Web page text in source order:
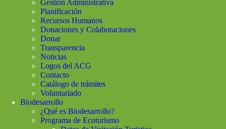
Gestión Administrativa
Planificación
Recursos Humanos
Donaciones y Colaboraciones
Donar
Transparencia
Noticias
Logos del ACG
Contacto
Catálogo de trámites
Voluntariado
Biodesarrollo
¿Qué es Biodesarrollo?
Programa de Ecoturismo